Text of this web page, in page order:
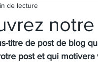
de lecture
titre de post de blog
post et qui